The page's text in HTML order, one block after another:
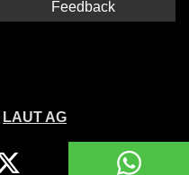
LAUT AG
Feedback